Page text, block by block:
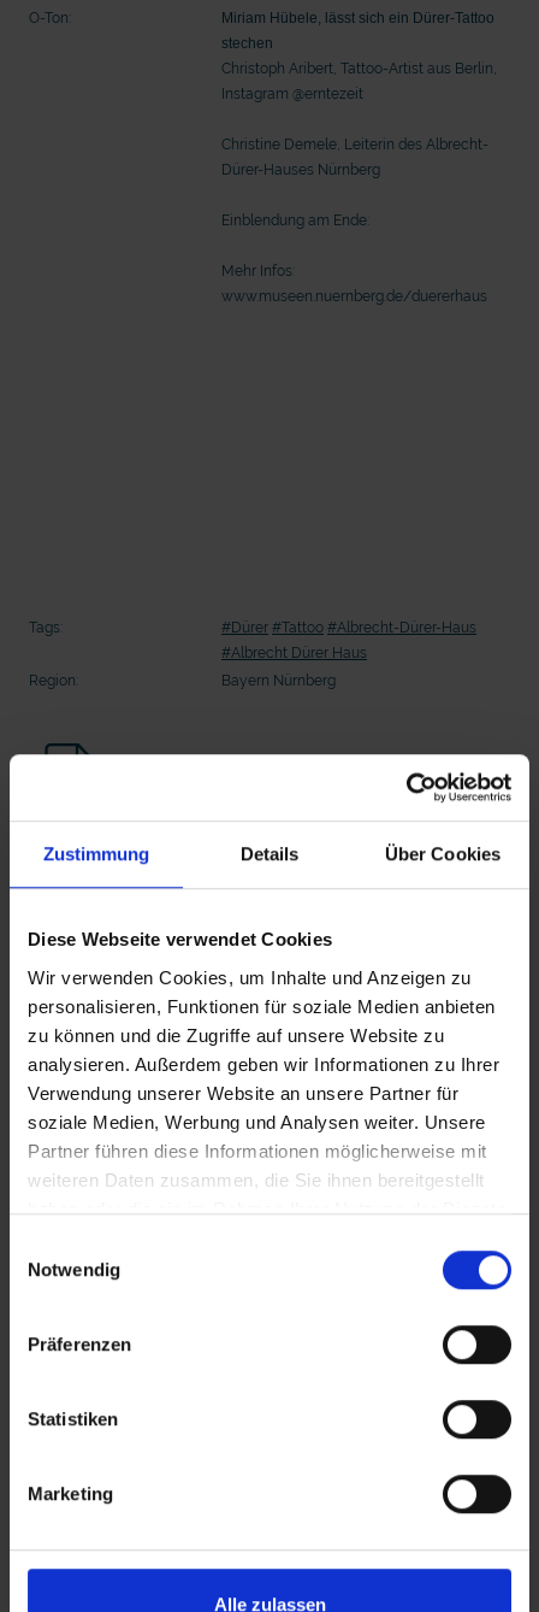
Zustimmung Details Über Cookies
Diese Webseite verwendet Cookies
Wir verwenden Cookies, um Inhalte und Anzeigen zu
personalisieren, Funktionen für soziale Medien anbieten
zu können und die Zugriffe auf unsere Website zu
analysieren. Außerdem geben wir Informationen zu Ihrer
Verwendung unserer Website an unsere Partner für
soziale Medien, Werbung und Analysen weiter. Unsere
Partner führen diese Informationen möglicherweise mit
weiteren Daten zusammen, die Sie ihnen bereitgestellt
haben oder die sie im Rahmen Ihrer Nutzung der Dienste
Notwendig
Präferenzen
Statistiken
Marketing
Alle zulassen
Seelsorge für Trucker: "Könige der
Landstraße" oder "Deppen der Nation"?
"Wir bauen Cherson wieder auf" -
in der Ukraine
Ernstfall Nachhaltige Geldanlage: Rendite mit gutem Gewissen?
O-Ton:
Miriam Hübele, lässt sich ein Dürer-Tattoo
stechen
Christoph Aribert, Tattoo-Artist aus Berlin,
Instagram @erntezeit
Christine Demele, Leiterin des Albrecht-
Dürer-Hauses Nürnberg
Einblendung am Ende:
Mehr Infos:
www.museen.nuernberg.de/duererhaus
Tags: #Dürer #Tattoo #Albrecht-Dürer-Haus
#Albrecht Dürer Haus
Region:
Bayern Nürnberg
Beitrag Herunterladen
Duerer Tattoo Hochkant 1
Duerer Tattoo Hochkant 2
Duerer Tattoo Hochkant 3